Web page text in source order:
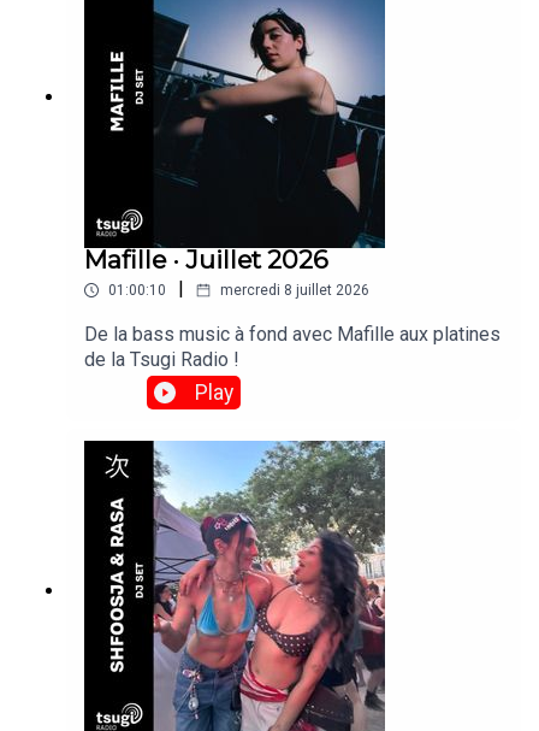
Mafille · Juillet 2026
01:00:10 mercredi 8 juillet 2026
De la bass music à fond avec Mafille aux platines
de la Tsugi Radio !
Play